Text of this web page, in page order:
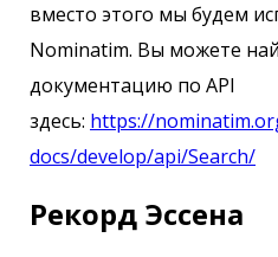
вместо этого мы будем
Nominatim. Вы можете
документацию по API
здесь: https://
docs/develop/api/Search/
Рекорд Эссена